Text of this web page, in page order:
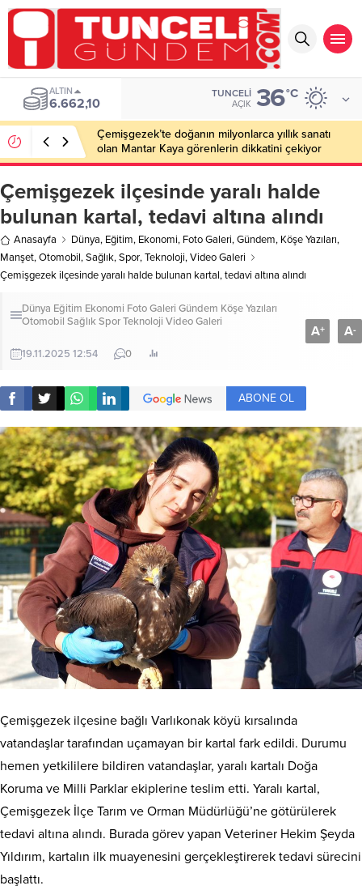
ALTIN
6.662,10
TUNCELI
AÇIK 36°C
Çemişgezek’te doğanın milyonlarca yıllık sanatı
olan Mantar Kaya görenlerin dikkatini çekiyor
Çemişgezek ilçesinde yaralı halde
bulunan kartal, tedavi altına alındı
Anasayfa Dünya, Eğitim, Ekonomi, Foto Galeri,Gündem, Köşe Yazıları,
Manşet,Otomobil,Sağlık,Spor,Teknoloji,Video Galeri
Çemişgezek ilçesinde yaralı halde bulunan kartal, tedavi altına alındı
Dünya Eğitim Ekonomi Foto Galeri Gündem Köşe Yazıları
Otomobil SağlıkSporTeknoloji Video Galeri
19.11.2025 12:54 0
A+ A-
ABONE OL
Çemişgezek ilçesine bağlı Varlıkonak köyü kırsalında
vatandaşlar tarafından uçamayan bir kartal fark edildi. Durumu
hemen yetkililere bildiren vatandaşlar, yaralı kartalı Doğa
Koruma ve Milli Parklar ekiplerine teslim etti. Yaralı kartal,
Çemişgezek İlçe Tarım ve Orman Müdürlüğü’ne götürülerek
tedavi altına alındı. Burada görev yapan Veteriner Hekim Şeyda
Yıldırım, kartalın ilk muayenesini gerçekleştirerek tedavi sürecini
başlattı.